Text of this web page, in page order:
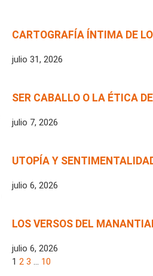
CARTOGRAFÍA ÍNTIMA DE
julio 31, 2026
SER CABALLO O LA ÉTICA
julio 7, 2026
UTOPÍA Y
julio 6, 2026
LOS VERSOS DEL
julio 6, 2026
1 2 3 … 10